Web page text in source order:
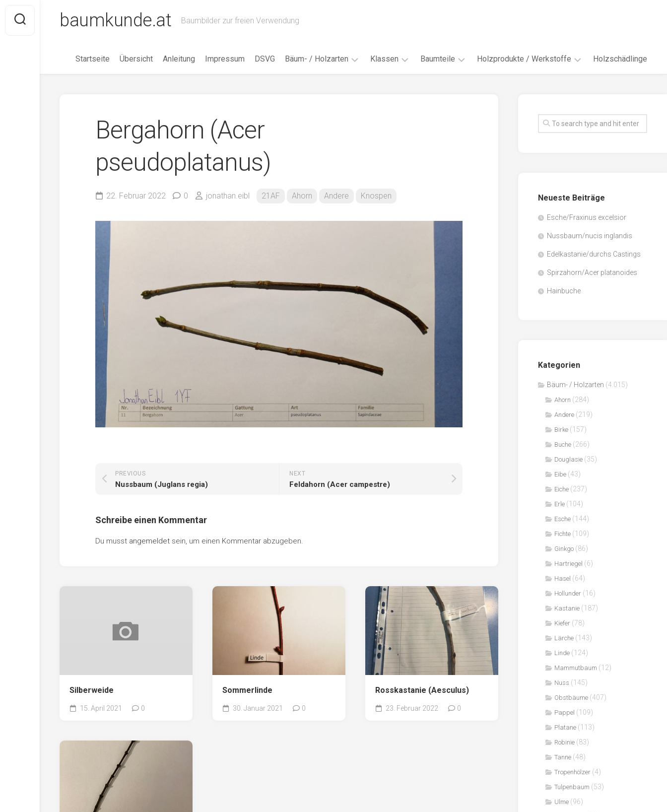
content
baumkunde.at Baumbilder zur freien Verwendung
Startseite Übersicht Anleitung Impressum DSVG Bäum- / Holzarten
Eibe
Hartriegel
Kiefer
Mammutbaum
Nuss
Robinie
Vogelbeere
Klassen
20BH
Baumteile Holzprodukte / Werkstoffe
Faserwerkstoffe
Sägenebenprodukte
Holzschädlinge
Bergahorn (Acer
pseudoplatanus)
22. Februar 2022 0 jonathan.eibl 21AF Ahorn Andere Knospen
NEXT
Feldahorn (Acer campestre)
PREVIOUS
Nussbaum (Juglans regia)
Schreibe einen Kommentar
Du musst angemeldet sein, um einen Kommentar abzugeben.
Silberweide
15. April 2021 0
Sommerlinde
30. Januar 2021 0
Rosskastanie (Aesculus)
23. Februar 2022 0
Neueste Beiträge
Esche/Fraxinus excelsior
Nussbaum/nucis inglandis
Edelkastanie/durchs Castings
Spirzahorn/Acer platanoides
Hainbuche
Kategorien
Bäum- / Holzarten (4.015)
Ahorn (284)
Andere (219)
Birke (157)
Buche (266)
Douglasie (35)
Eibe (43)
Eiche (237)
Erle (104)
Esche (144)
Fichte (109)
Ginkgo (86)
Hartriegel (6)
Hasel (64)
Hollunder (16)
Kastanie (187)
Kiefer (78)
Lärche (143)
Linde (124)
Mammutbaum (12)
Nuss (145)
Obstbäume (407)
Pappel (109)
Platane (113)
Robinie (83)
Tanne (48)
Tropenhölzer (4)
Tulpenbaum (53)
Ulme (96)